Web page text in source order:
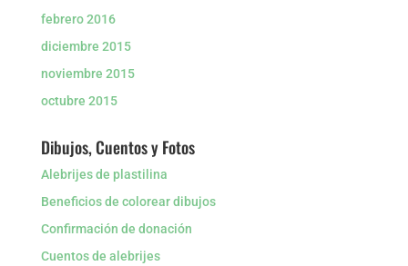
febrero 2016
diciembre 2015
noviembre 2015
octubre 2015
Dibujos, Cuentos y Fotos
Alebrijes de plastilina
Beneficios de colorear dibujos
Confirmación de donación
Cuentos de alebrijes